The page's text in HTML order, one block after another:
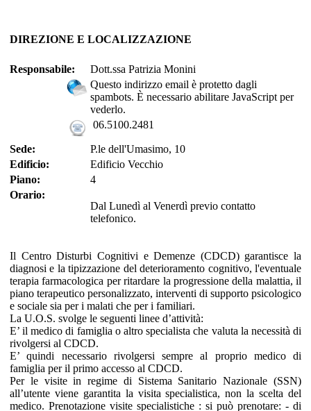
DIREZIONE E LOCALIZZAZIONE
Responsabile:
Dott.ssa Patrizia Monini
Questo indirizzo email è protetto dagli
spambots. È necessario abilitare JavaScript per
vederlo.
06.5100.2481
Sede:
P.le dell'Umasimo, 10
Edificio:
Edificio Vecchio
Piano:
4
Orario:
Dal Lunedì al Venerdì previo contatto
telefonico.
Il Centro Disturbi Cognitivi e Demenze (CDCD) garantisce la
diagnosi e la tipizzazione del deterioramento cognitivo, l'eventuale
terapia farmacologica per ritardare la progressione della malattia, il
piano terapeutico personalizzato, interventi di supporto psicologico
e sociale sia per i malati che per i familiari.
La U.O.S. svolge le seguenti linee d’attività:
E’ il medico di famiglia o altro specialista che valuta la necessità di
rivolgersi al CDCD.
E’ quindi necessario rivolgersi sempre al proprio medico di
famiglia per il primo accesso al CDCD.
Per le visite in regime di Sistema Sanitario Nazionale (SSN)
all’utente viene garantita la visita specialistica, non la scelta del
medico. Prenotazione visite specialistiche : si può prenotare: - di